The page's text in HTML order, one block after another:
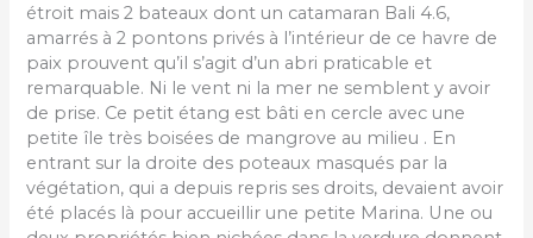
étroit mais 2 bateaux dont un catamaran Bali 4.6,
amarrés à 2 pontons privés à l’intérieur de ce havre de
paix prouvent qu’il s’agit d’un abri praticable et
remarquable. Ni le vent ni la mer ne semblent y avoir
de prise. Ce petit étang est bâti en cercle avec une
petite île très boisées de mangrove au milieu . En
entrant sur la droite des poteaux masqués par la
végétation, qui a depuis repris ses droits, devaient avoir
été placés là pour accueillir une petite Marina. Une ou